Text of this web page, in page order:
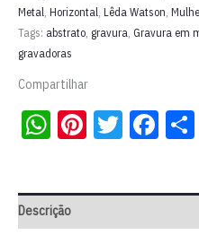
"Encantamentos
da
natureza"
l
Watson
Metal Horizontal Lêda Watson
Tags: abstrato gravura Gravura em
gravadoras
Compartilhar
WhatsApp
Pinterest
Twitter
Descrição